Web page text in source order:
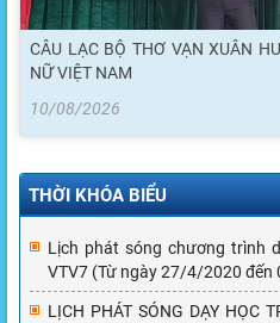
CÂU LẠC BỘ THƠ VẠN XUÂN
NỮ VIỆT NAM
10/08/2026
THỜI KHÓA BIỂU
Lịch phát sóng chương trình
VTV7 (Từ ngày 27/4/2020
LỊCH PHÁT SÓNG DẠY HỌC